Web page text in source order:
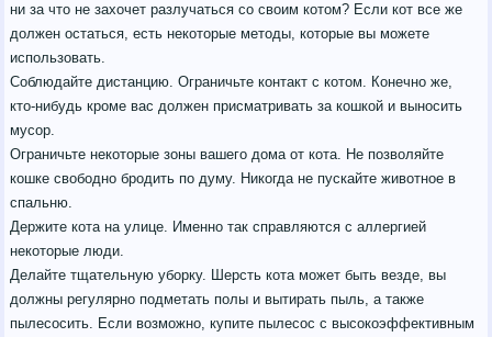
ни за что не захочет разлучаться со своим котом? Если кот все же
должен остаться, есть некоторые методы, которые вы можете
использовать.
Соблюдайте дистанцию. Ограничьте контакт с котом. Конечно же,
кто-нибудь кроме вас должен присматривать за кошкой и выносить
мусор.
Ограничьте некоторые зоны вашего дома от кота. Не позволяйте
кошке свободно бродить по думу. Никогда не пускайте животное в
спальню.
Держите кота на улице. Именно так справляются с аллергией
некоторые люди.
Делайте тщательную уборку. Шерсть кота может быть везде, вы
должны регулярно подметать полы и вытирать пыль, а также
пылесосить. Если возможно, купите пылесос с высокоэффективным